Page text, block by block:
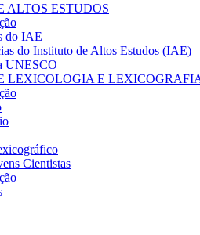
ALTOS ESTUDOS
do IAE
do Instituto de Altos Estudos (IAE)
UNESCO
LEXICOLOGIA E
Cientistas